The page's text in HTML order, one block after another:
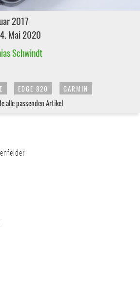
2017
Mai 2020
Schwindt
EDGE 820 GARMIN
alle passenden Artikel